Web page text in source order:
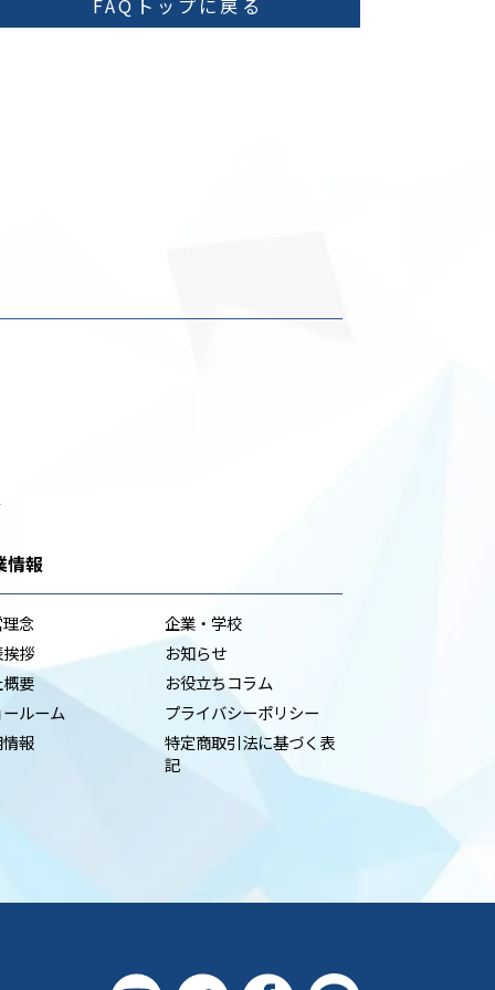
FAQトップに戻る
情報
念
拶
要
ルーム
報
企業・学校
お知らせ
お役立ちコラム
プライバシーポリシー
特定商取引法に基づく表
記